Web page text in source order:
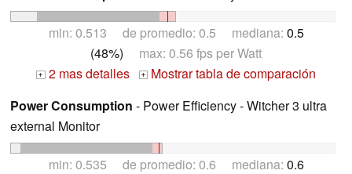
min: 0.513 de promedio: 0.5 mediana: 0.5
(48%) max: 0.56 fps per Watt
+ 2 mas detalles +
Mostrar tabla de comparación
Power Consumption - Power Efficiency - Witcher 3 ultra
external Monitor
min: 0.535 de promedio: 0.6 mediana: 0.6